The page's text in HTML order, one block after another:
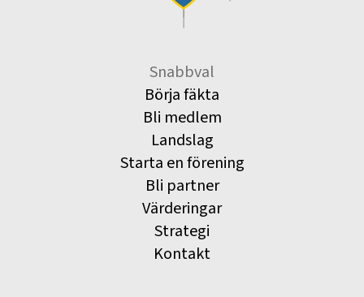
Snabbval
Börja fäkta
Bli medlem
Landslag
Starta en förening
Bli partner
Värderingar
Strategi
Kontakt